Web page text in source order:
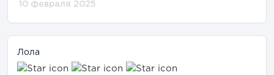
10 февраля 2025
Лола